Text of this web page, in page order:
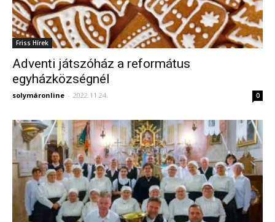
Friss Hírek
Adventi játszóház a református
egyházközségnél
solymáronline - 2022.11.24. 0